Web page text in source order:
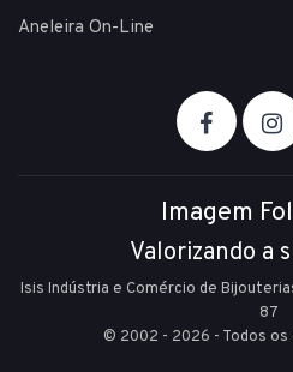
Aneleira On-Line
Imagem
Valorizando a
Isis Indústria e Comércio de
87
© 2002 - 2026 - Todos